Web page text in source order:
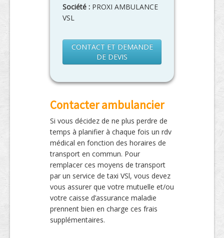
Société : PROXI AMBULANCE
VSL
CONTACT ET DEMANDE
DE DEVIS
Contacter ambulancier
Si vous décidez de ne plus perdre de
temps à planifier à chaque fois un rdv
médical en fonction des horaires de
transport en commun. Pour
remplacer ces moyens de transport
par un service de taxi VSl, vous devez
vous assurer que votre mutuelle et/ou
votre caisse d’assurance maladie
prennent bien en charge ces frais
supplémentaires.